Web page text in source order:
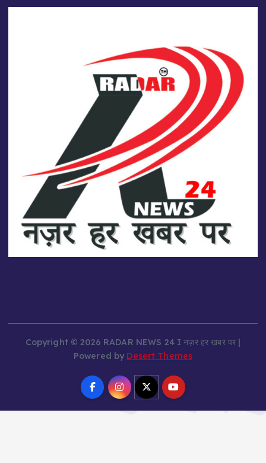
Copyright © 2026 RADAR NEWS 24 I नज़र हर खबर पर |